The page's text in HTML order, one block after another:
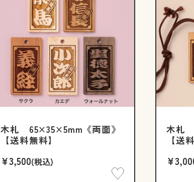
木札 65×35×5mm《両面》
【送料無料】
¥3,500(税込)
木札
【送